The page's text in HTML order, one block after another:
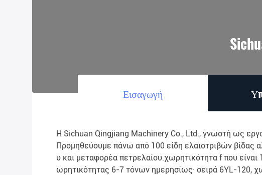
Εισαγωγή
Η Sichuan Qingjiang Machinery Co., Ltd., γνωστή ως
Προμηθεύουμε πάνω από 100 είδη ελαιοτριβών βίδας
υ και μεταφορέα πετρελαίου.χωρητικότητα f που
ωρητικότητας 6-7 τόνων ημερησίως· σειρά 6YL-120,